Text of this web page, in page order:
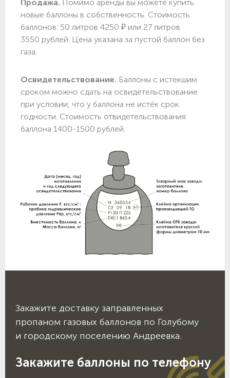
Продажа. Помимо аренды вы можете купить
новые баллоны в собственность. Стоимость
баллонов: 50 литров 4250 ₽ или 27 литров
3550 рублей. Цена указана за пустой баллон без
газа.
Освидетельствование. Баллоны с истекшим
сроком можно сдать на освидетельствование
при условии, что у баллона не истёк срок
годности. Стоимость отвидетельствования
баллона 1400-1500 рублей.
Закажите доставку заправленных
пропаном газовых баллонов по Голубому
и городскому поселению Андреевка.
Закажите баллоны по телефону